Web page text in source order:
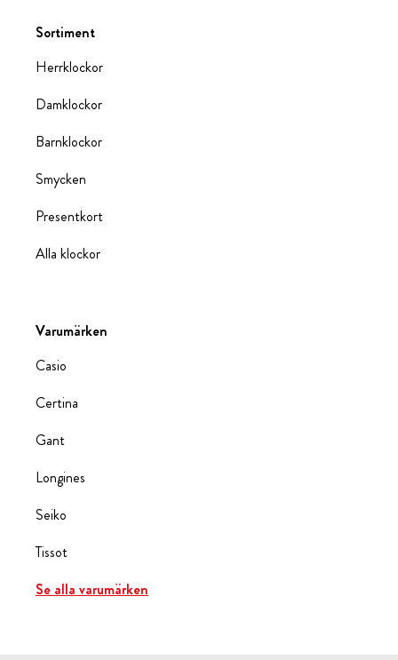
Sortiment
Herrklockor
Damklockor
Barnklockor
Smycken
Presentkort
Alla klockor
Varumärken
Casio
Certina
Gant
Longines
Seiko
Tissot
Se alla varumärken